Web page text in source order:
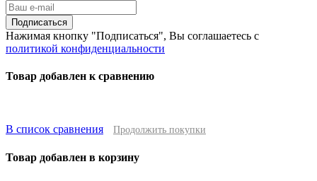
Подписаться
Нажимая кнопку "Подписаться", Вы соглашаетесь с
политикой конфиденциальности
Товар добавлен к сравнению
В список сравнения Продолжить покупки
Товар добавлен в корзину